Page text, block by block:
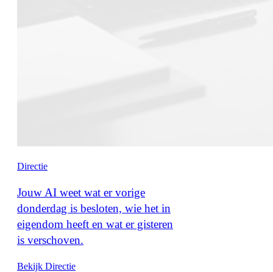
Directie
Jouw AI weet wat er vorige
donderdag is besloten, wie het in
eigendom heeft en wat er gisteren
is verschoven.
Bekijk Directie